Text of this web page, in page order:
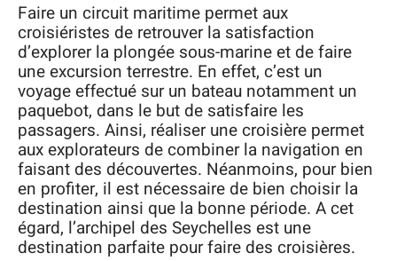
Faire un circuit maritime permet aux
croisiéristes de retrouver la satisfaction
d’explorer la plongée sous-marine et de faire
une excursion terrestre. En effet, c’est un
voyage effectué sur un bateau notamment un
paquebot, dans le but de satisfaire les
passagers. Ainsi, réaliser une croisière permet
aux explorateurs de combiner la navigation en
faisant des découvertes. Néanmoins, pour bien
en profiter, il est nécessaire de bien choisir la
destination ainsi que la bonne période. A cet
égard, l’archipel des Seychelles est une
destination parfaite pour faire des croisières.